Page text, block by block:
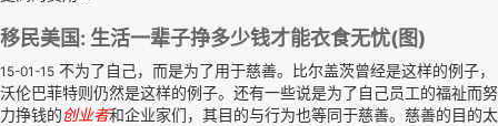
移民美国: 生活一辈子挣多少钱才能衣食无忧(图)
15-01-15 不为了自己，而是为了用于慈善。比尔盖茨曾经是这样的例子，
沃伦巴菲特则仍然是这样的例子。还有一些说是为了自己员工的福祉而努
力挣钱的创业者和企业家们，其目的与行为也等同于慈善。慈善的目的太